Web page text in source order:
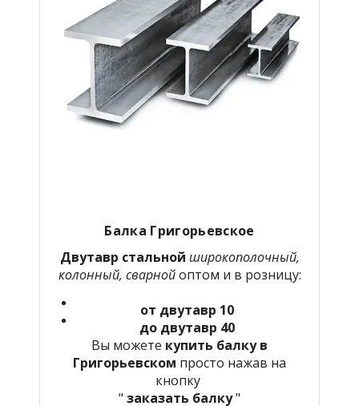
Балка Григорьевское
Двутавр стальной широкополочный,
колонный, сварнойоптом и в розницу:
от двутавр 10
до двутавр 40
Вы можете купить балку в
Григорьевском просто нажав на
кнопку
" заказать балку"